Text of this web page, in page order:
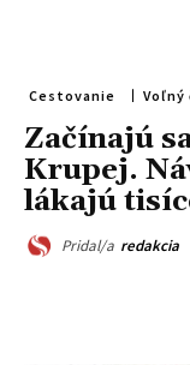
Cestovanie Voľný
Začínajú
Krupej.
lákajú
Pridal/a redakcia